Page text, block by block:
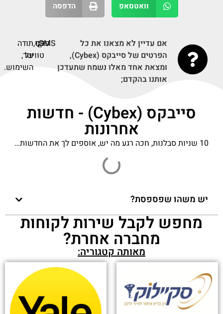
וואטסאפ הדפסה
אם עדיין לא מצאנו את כל
הפרטים של סייבקס (Cybex),
ומצאת אחד מאלו נשמח שתעדכן
אותנו בהקדם;
SMS,
פקס,
דף
טוויטר,
תודה
על
השימוש.
סייבקס (Cybex) - חדשות
אחרונות
10 שניות סבלנות, חכה רגע מה יש, אוספים לך את החדשות…
יש משהו שפספסת?
מחפש לקבל שירות לקוחות
מחברה אחרת?
מאותה קטגוריה: